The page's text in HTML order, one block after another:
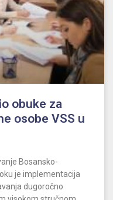
obuke za
osobe VSS u
Bosansko-
je implementacija
dugoročno